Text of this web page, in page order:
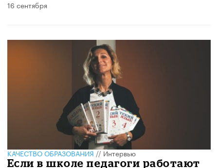
16 сентября
КАЧЕСТВО ОБРАЗОВАНИЯ//Интервью
Если в школе педагоги работают